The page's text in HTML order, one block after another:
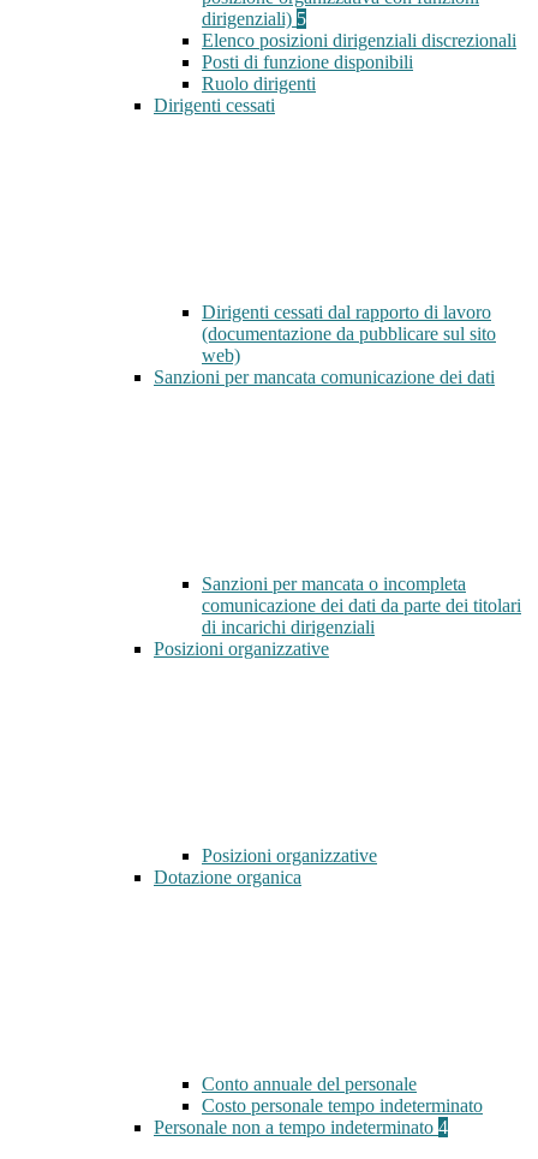
dirigenziali) 5
Elenco posizioni dirigenziali discrezionali
Posti di funzione disponibili
Ruolo dirigenti
Dirigenti cessati
Dirigenti cessati dal rapporto di lavoro
(documentazione da pubblicare sul sito
web)
Sanzioni per mancata comunicazione dei dati
Sanzioni per mancata o incompleta
comunicazione dei dati da parte dei titolari
di incarichi dirigenziali
Posizioni organizzative
Posizioni organizzative
Dotazione organica
Conto annuale del personale
Costo personale tempo indeterminato
Personale non a tempo indeterminato 4